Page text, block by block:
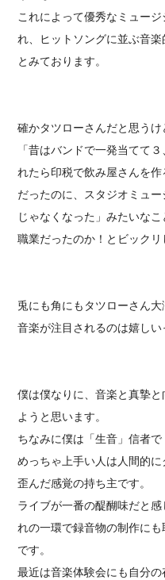
これによって優秀なミュー
れ、ヒットソングに並ぶ音
とみております。
確かタツローさんだと思う
「昔はバンドで一発当てて
れたら印税で飲み屋さんを
だったのに、スタジオミュ
じゃなくなった」みたいな
職業だったのか！とビックリ
兎にも角にもタツローさん
音楽が注目されるのは嬉しい
僕は僕なりに、音楽と真摯
ようと思います。
ちなみに僕は「生音」信者で
めっちゃ上手い人は人間的
歪んだ感覚の持ち主です。
ライブが一番の醍醐味だと
れの一環で録音物の制作に
です。
最近は音楽体験会にも自分